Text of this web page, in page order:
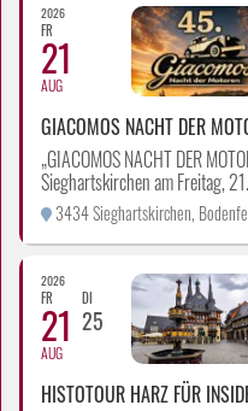
2026
FR
21
AUG
GIACOMOS NACHT DER
„GIACOMOS NACHT DER
Sieghartskirchen am Freitag,
3434 Sieghartskirchen,
2026
FR
21
AUG
DI
25
HISTOTOUR HARZ FÜR